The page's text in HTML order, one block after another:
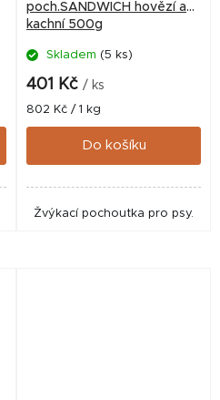
poch.SANDWICH hovězí a
kachní 500g
Skladem (5 ks)
401 Kč / ks
Měrná
cena:
802 Kč / 1 kg
Do košíku
Žvýkací pochoutka pro psy.